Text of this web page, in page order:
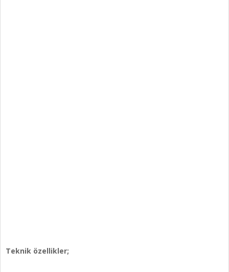
Teknik özellikler;